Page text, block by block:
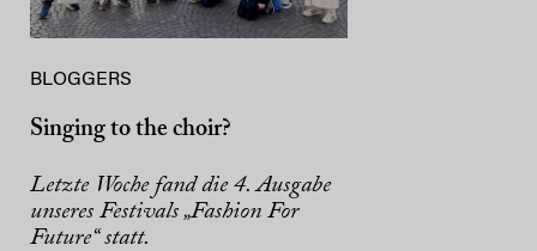
BLOGGERS
Singing to the choir?
Letzte Woche fand die 4. Ausgabe
unseres Festivals „Fashion For
Future“ statt.